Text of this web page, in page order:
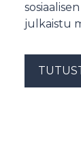
julkaistu